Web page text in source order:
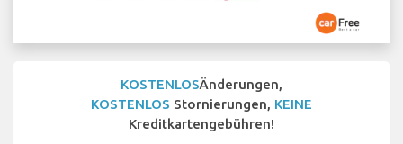
KOSTENLOSÄnderungen,
KOSTENLOS Stornierungen, KEINE
Kreditkartengebühren!